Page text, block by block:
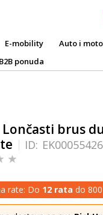
E-mobility Auto i
B2B ponuda
Lončasti brus
ID:
rate: Do 12 rata do